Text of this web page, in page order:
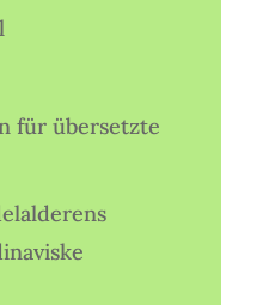
für übersetzte